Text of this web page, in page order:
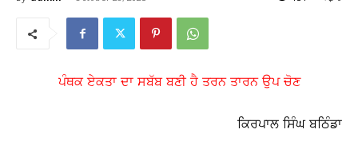
ਪੰਥਕ ਏਕਤਾ ਦਾ ਸਬੱਬ ਬਣੀ ਹੈ ਤਰਨ ਤਾਰਨ ਉਪ ਚੋਣ
ਕਿਰਪਾਲ ਸਿੰਘ ਬਠਿੰਡਾ